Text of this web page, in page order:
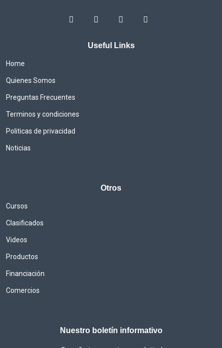
Useful Links
Home
Quienes Somos
Preguntas Frecuentes
Terminos y condiciones
Politicas de privacidad
Noticias
Otros
Cursos
Clasificados
Videos
Productos
Financiación
Comercios
Nuestro boletín informativo